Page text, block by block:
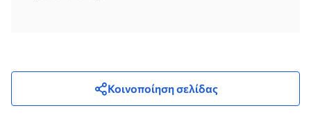
Κοινοποίηση σελίδας